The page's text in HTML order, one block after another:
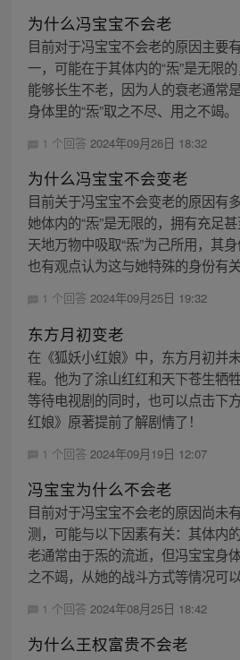
为什么冯宝宝不会老
目前对于冯宝宝不会老的原因主要
一，可能在于其体内的“炁”是无限
能够长生不老，因为人的衰老通常
身体里的“炁”取之不尽、用之不竭
1 个回答 2024年09月26日 18:32
为什么冯宝宝不会变老
目前关于冯宝宝不会变老的原因有
她体内的“炁”是无限的，拥有充足
天地万物中吸取“炁”为己所用，其
也有观点认为这与她特殊的身份有
1 个回答 2024年09月25日 19:32
东方月初变老
在《狐妖小红娘》中，东方月初并
程。他为了涂山红红和天下苍生牺
等待电视剧的同时，也可以点击下
红娘》原著提前了解剧情了！
1 个回答 2024年09月19日 12:07
冯宝宝为什么不会老
目前对于冯宝宝不会老的原因尚未
测，可能与以下因素有关：其体内
老通常由于炁的流逝，但冯宝宝身
之不竭，从她的战斗方式等情况可
1 个回答 2024年08月25日 18:42
为什么王权富贵不会老